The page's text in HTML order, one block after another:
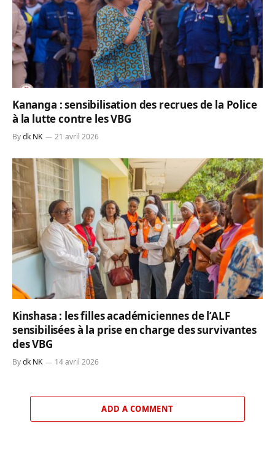
Kananga : sensibilisation des recrues de la Police
à la lutte contre les VBG
Bydk NK 21 avril 2026
Kinshasa : les filles académiciennes de l’ALF
sensibilisées à la prise en charge des survivantes
des VBG
Bydk NK 14 avril 2026
ADD A COMMENT